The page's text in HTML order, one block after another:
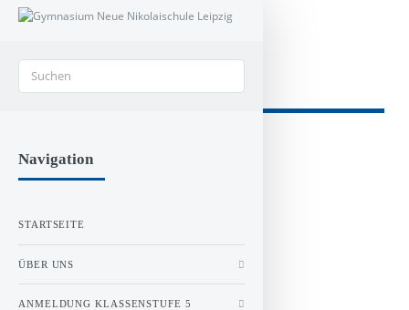
Navigation
STARTSEITE
ÜBER UNS
ANMELDUNG KLASSENSTUFE 5